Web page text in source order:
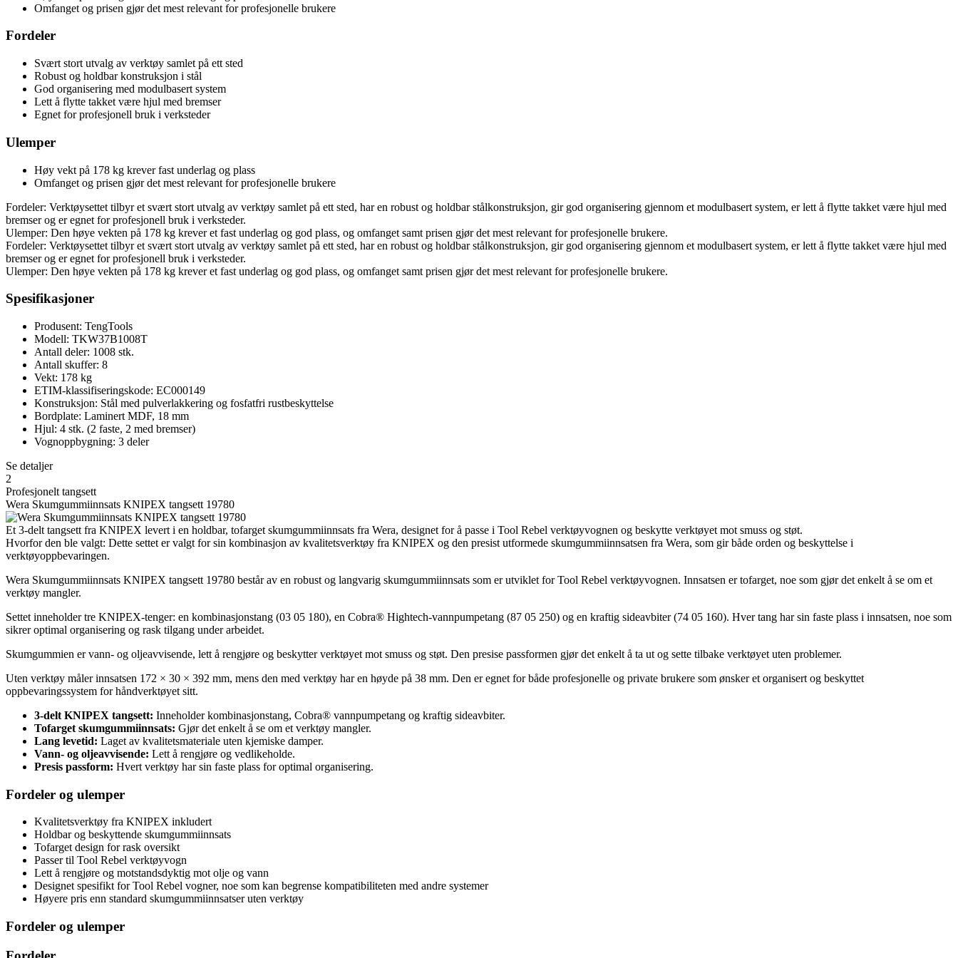
Omfanget og prisen gjør det mest relevant for profesjonelle brukere
Fordeler
Svært stort utvalg av verktøy samlet på ett sted
Robust og holdbar konstruksjon i stål
God organisering med modulbasert system
Lett å flytte takket være hjul med bremser
Egnet for profesjonell bruk i verksteder
Ulemper
Høy vekt på 178 kg krever fast underlag og plass
Omfanget og prisen gjør det mest relevant for profesjonelle brukere
Fordeler: Verktøysettet tilbyr et svært stort utvalg av verktøy samlet på ett sted, har en robust og holdbar stålkonstruksjon, gir god organisering gjennom et modulbasert system, er lett å flytte takket være hjul med
bremser og er egnet for profesjonell bruk i verksteder.
Ulemper: Den høye vekten på 178 kg krever et fast underlag og god plass, og omfanget samt prisen gjør det mest relevant for profesjonelle brukere.
Fordeler: Verktøysettet tilbyr et svært stort utvalg av verktøy samlet på ett sted, har en robust og holdbar stålkonstruksjon, gir god organisering gjennom et modulbasert system, er lett å flytte takket være hjul med
bremser og er egnet for profesjonell bruk i verksteder.
Ulemper: Den høye vekten på 178 kg krever et fast underlag og god plass, og omfanget samt prisen gjør det mest relevant for profesjonelle brukere.
Spesifikasjoner
Produsent: TengTools
Modell: TKW37B1008T
Antall deler: 1008 stk.
Antall skuffer: 8
Vekt: 178 kg
ETIM-klassifiseringskode: EC000149
Konstruksjon: Stål med pulverlakkering og fosfatfri rustbeskyttelse
Bordplate: Laminert MDF, 18 mm
Hjul: 4 stk. (2 faste, 2 med bremser)
Vognoppbygning: 3 deler
Se detaljer
2
Profesjonelt tangsett
Wera Skumgummiinnsats KNIPEX tangsett 19780
Et 3-delt tangsett fra KNIPEX levert i en holdbar, tofarget skumgummiinnsats fra Wera, designet for å passe i Tool Rebel verktøyvognen og beskytte verktøyet mot smuss og støt.
Hvorfor den ble valgt: Dette settet er valgt for sin kombinasjon av kvalitetsverktøy fra KNIPEX og den presist utformede skumgummiinnsatsen fra Wera, som gir både orden og beskyttelse i
verktøyoppbevaringen.
Wera Skumgummiinnsats KNIPEX tangsett 19780 består av en robust og langvarig skumgummiinnsats som er utviklet for Tool Rebel verktøyvognen. Innsatsen er tofarget, noe som gjør det enkelt å se om et
verktøy mangler.
Settet inneholder tre KNIPEX-tenger: en kombinasjonstang (03 05 180), en Cobra® Hightech-vannpumpetang (87 05 250) og en kraftig sideavbiter (74 05 160). Hver tang har sin faste plass i innsatsen, noe som
sikrer optimal organisering og rask tilgang under arbeidet.
Skumgummien er vann- og oljeavvisende, lett å rengjøre og beskytter verktøyet mot smuss og støt. Den presise passformen gjør det enkelt å ta ut og sette tilbake verktøyet uten problemer.
Uten verktøy måler innsatsen 172 × 30 × 392 mm, mens den med verktøy har en høyde på 38 mm. Den er egnet for både profesjonelle og private brukere som ønsker et organisert og beskyttet
oppbevaringssystem for håndverktøyet sitt.
3-delt KNIPEX tangsett: Inneholder kombinasjonstang, Cobra® vannpumpetang og kraftig sideavbiter.
Tofarget skumgummiinnsats: Gjør det enkelt å se om et verktøy mangler.
Lang levetid: Laget av kvalitetsmateriale uten kjemiske damper.
Vann- og oljeavvisende: Lett å rengjøre og vedlikeholde.
Presis passform: Hvert verktøy har sin faste plass for optimal organisering.
Fordeler og ulemper
Kvalitetsverktøy fra KNIPEX inkludert
Holdbar og beskyttende skumgummiinnsats
Tofarget design for rask oversikt
Passer til Tool Rebel verktøyvogn
Lett å rengjøre og motstandsdyktig mot olje og vann
Designet spesifikt for Tool Rebel vogner, noe som kan begrense kompatibiliteten med andre systemer
Høyere pris enn standard skumgummiinnsatser uten verktøy
Fordeler og ulemper